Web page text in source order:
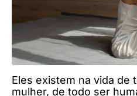
Eles existem na vida de
mulher, de todo ser